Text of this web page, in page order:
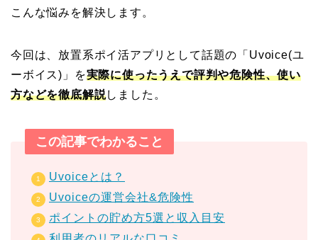
こんな悩みを解決します。
今回は、放置系ポイ活アプリとして話題の「Uvoice(ユ
ーボイス)」を実際に使ったうえで評判や危険性、使い
方などを徹底解説しました。
この記事でわかること
Uvoiceとは？
Uvoiceの運営会社&危険性
ポイントの貯め方5選と収入目安